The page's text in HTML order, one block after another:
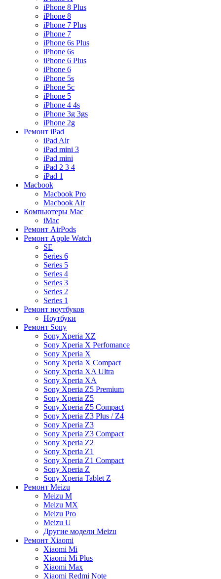
iPhone 8 Plus
iPhone 8
iPhone 7 Plus
iPhone 7
iPhone 6s Plus
iPhone 6s
iPhone 6 Plus
iPhone 6
iPhone 5s
iPhone 5c
iPhone 5
iPhone 4 4s
iPhone 3g 3gs
iPhone 2g
Ремонт iPad
iPad Air
iPad mini 3
iPad mini
iPad 2 3 4
iPad 1
Macbook
Macbook Pro
Macbook Air
Компьютеры Mac
iMac
Ремонт AirPods
Ремонт Apple Watch
SE
Series 6
Series 5
Series 4
Series 3
Series 2
Series 1
Ремонт ноутбуков
Ноутбуки
Ремонт Sony
Sony Xperia XZ
Sony Xperia X Perfomance
Sony Xperia X
Sony Xperia X Compact
Sony Xperia XA Ultra
Sony Xperia XA
Sony Xperia Z5 Premium
Sony Xperia Z5
Sony Xperia Z5 Compact
Sony Xperia Z3 Plus / Z4
Sony Xperia Z3
Sony Xperia Z3 Compact
Sony Xperia Z2
Sony Xperia Z1
Sony Xperia Z1 Compact
Sony Xperia Z
Sony Xperia Tablet Z
Ремонт Meizu
Meizu M
Meizu MX
Meizu Pro
Meizu U
Другие модели Meizu
Ремонт Xiaomi
Xiaomi Mi
Xiaomi Mi Plus
Xiaomi Max
Xiaomi Redmi Note